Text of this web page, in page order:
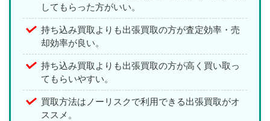
してもらった方がいい。
持ち込み買取よりも出張買取の方が査定効率・売
却効率が良い。
持ち込み買取よりも出張買取の方が高く買い取っ
てもらいやすい。
買取方法はノーリスクで利用できる出張買取がオ
ススメ。